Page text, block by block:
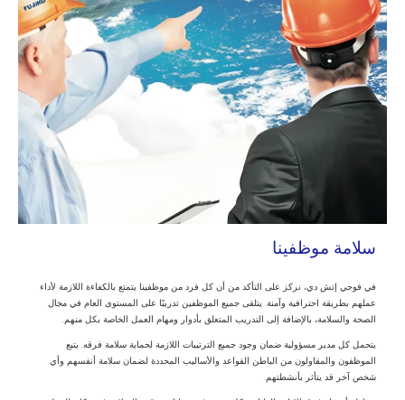
سلامة موظفينا
في فوجي إتش دي، نركز على التأكد من أن كل فرد من موظفينا يتمتع بالكفاءة اللازمة لأداء
عملهم بطريقة احترافية وآمنة. يتلقى جميع الموظفين تدريبًا على المستوى العام في مجال
الصحة والسلامة، بالإضافة إلى التدريب المتعلق بأدوار ومهام العمل الخاصة بكل منهم.
يتحمل كل مدير مسؤولية ضمان وجود جميع الترتيبات اللازمة لحماية سلامة فرقه. يتبع
الموظفون والمقاولون من الباطن القواعد والأساليب المحددة لضمان سلامة أنفسهم وأي
شخص آخر قد يتأثر بأنشطتهم.